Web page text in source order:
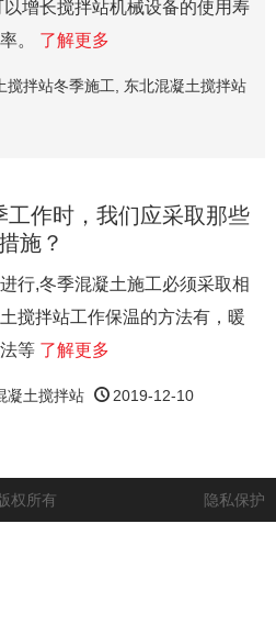
增长搅拌站机械设备的使用寿
。 了解更多
搅拌站冬季施工
东北混凝土搅拌站
工作时，我们应采取那些
施？
行,冬季混凝土施工必须采取相
搅拌站工作保温的方法有，暖
等 了解更多
凝土搅拌站 2019-12-10
权所有 隐私保护